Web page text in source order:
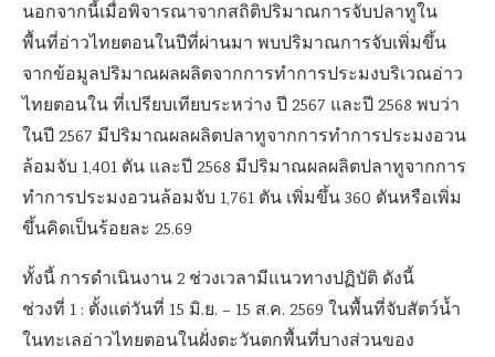
นอกจากนี้เมื่อพิจารณาจากสถิติปริมาณการจับปลาทูใน
พื้นที่อ่าวไทยตอนในปีที่ผ่านมา พบปริมาณการจับเพิ่มขึ้น
จากข้อมูลปริมาณผลผลิตจากการทำการประมงบริเวณอ่าว
ไทยตอนใน ที่เปรียบเทียบระหว่าง ปี 2567 และปี 2568 พบว่า
ในปี 2567 มีปริมาณผลผลิตปลาทูจากการทำการประมงอวน
ล้อมจับ 1,401 ตัน และปี 2568 มีปริมาณผลผลิตปลาทูจากการ
ทำการประมงอวนล้อมจับ 1,761 ตัน เพิ่มขึ้น 360 ตันหรือเพิ่ม
ขึ้นคิดเป็นร้อยละ 25.69
ทั้งนี้ การดำเนินงาน 2 ช่วงเวลามีแนวทางปฏิบัติ ดังนี้
ช่วงที่ 1 : ตั้งแต่วันที่ 15 มิ.ย. – 15 ส.ค. 2569 ในพื้นที่จับสัตว์น้ำ
ในทะเลอ่าวไทยตอนในฝั่งตะวันตกพื้นที่บางส่วนของ